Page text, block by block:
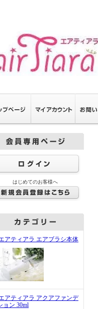
はじめてのお客様へ
アティアラ エアブラシ本体
アティアラ アクアファンデ
ョン 30ml